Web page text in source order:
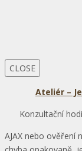
CLOSE
Ateliér –
Konzultační
AJAX nebo ověření